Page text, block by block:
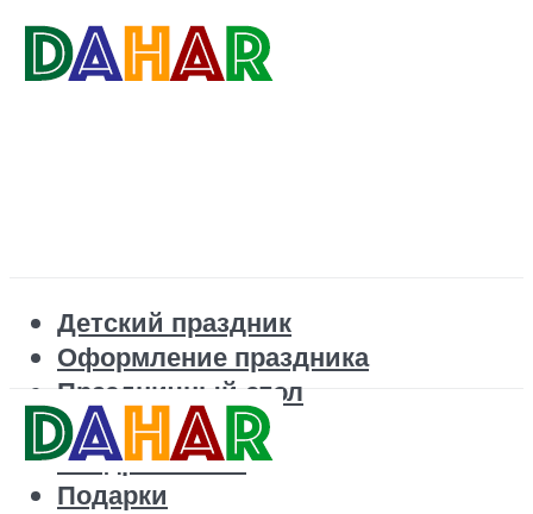
Детский праздник
Оформление праздника
Праздничный стол
Корпоратив
Поздравления
Подарки